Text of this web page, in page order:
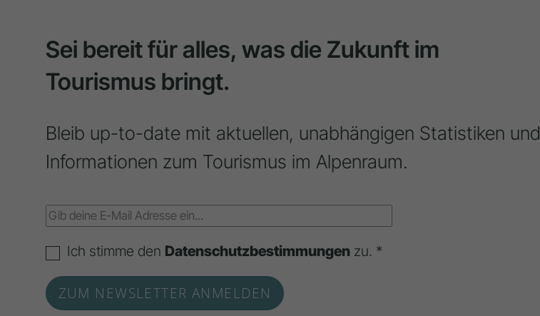
Sei bereit für alles, was die Zukunft im
Tourismus bringt.
Bleib up-to-date mit aktuellen, unabhängigen Statistiken und
Informationen zum Tourismus im Alpenraum.
Ich stimme den Datenschutzbestimmungen zu. *